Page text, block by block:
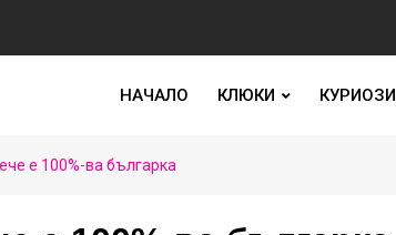
НАЧАЛО КЛЮКИ КУРИОЗИ
е 100%-ва българка